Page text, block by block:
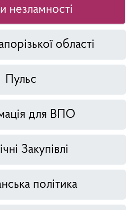
незламності
області
Пульс
для ВПО
Закупівлі
політика